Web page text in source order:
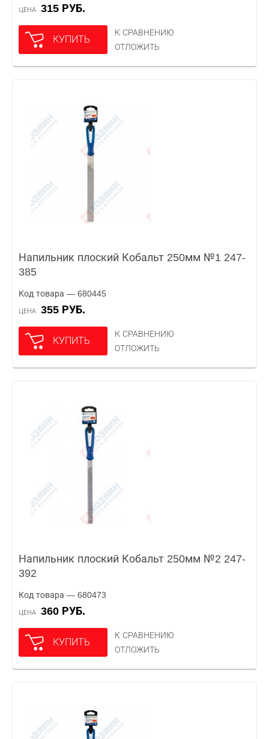
ЦЕНА 315 РУБ.
КУПИТЬ
К СРАВНЕНИЮ
ОТЛОЖИТЬ
Напильник плоский Кобальт 250мм №1 247-
385
Код товара — 680445
ЦЕНА 355 РУБ.
КУПИТЬ
К СРАВНЕНИЮ
ОТЛОЖИТЬ
Напильник плоский Кобальт 250мм №2 247-
392
Код товара — 680473
ЦЕНА 360 РУБ.
КУПИТЬ
К СРАВНЕНИЮ
ОТЛОЖИТЬ